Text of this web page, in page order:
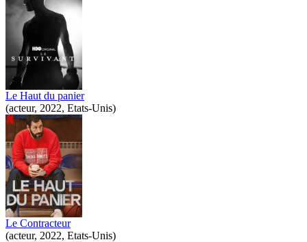
Le Haut du panier
(acteur, 2022, Etats-Unis)
Le Contracteur
(acteur, 2022, Etats-Unis)